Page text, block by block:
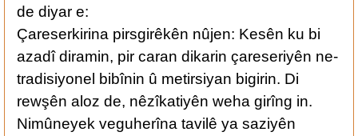
de diyar e:
Çareserkirina pirsgirêkên nûjen: Kesên ku bi
azadî diramin, pir caran dikarin çareseriyên ne-
tradisiyonel bibînin û metirsiyan bigirin. Di
rewşên aloz de, nêzîkatiyên weha girîng in.
Nimûneyek veguherîna tavilê ya saziyên